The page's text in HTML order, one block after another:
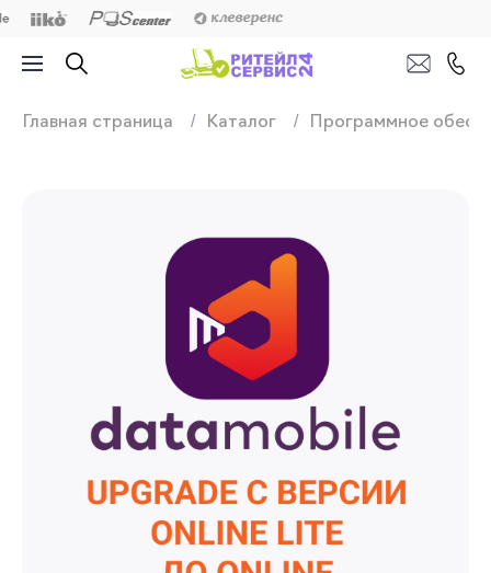
Продажа,
Главная страница Каталог Программное